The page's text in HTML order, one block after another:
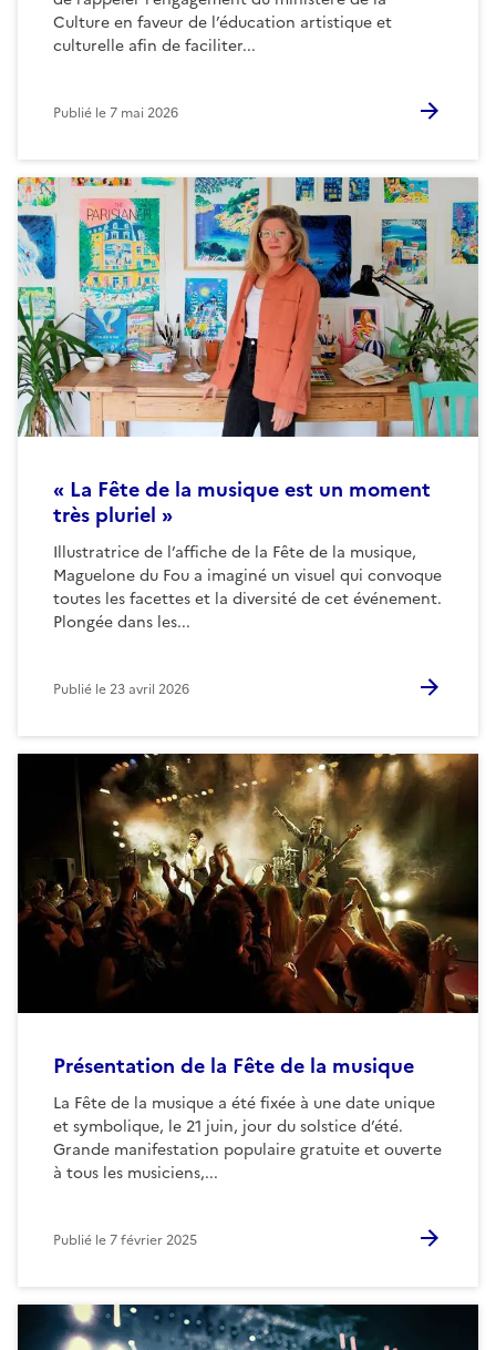
Culture en faveur de l’éducation artistique et
culturelle afin de faciliter...
Publié le7 mai 2026
« La Fête de la musique est un moment
très pluriel »
Illustratrice de l’affiche de la Fête de la musique,
Maguelone du Fou a imaginé un visuel qui convoque
toutes les facettes et la diversité de cet événement.
Plongée dans les...
Publié le23 avril 2026
Présentation de la Fête de la musique
La Fête de la musique a été fixée à une date unique
et symbolique, le 21 juin, jour du solstice d’été.
Grande manifestation populaire gratuite et ouverte
à tous les musiciens,...
Publié le7 février 2025